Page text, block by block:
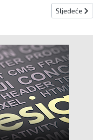
provalio u crkvu u Vitezu i
Sljedeći članak:
Sljedeće